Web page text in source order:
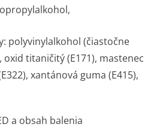
: polyvinylalkohol (čiastočne
oxid titaničitý (E171), mastenec
xantánová guma (E415),
a obsah balenia